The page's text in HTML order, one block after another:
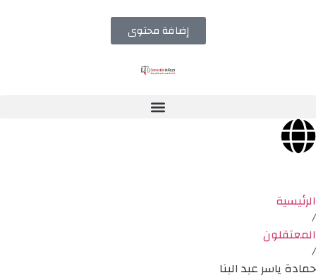
إضافة محتوى
الرئيسية
/
المعتقلون
/
حمادة ياسر عبد البنا